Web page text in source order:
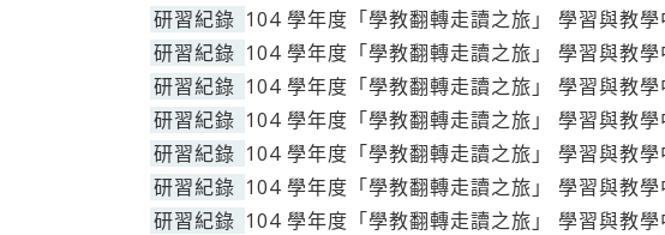
研習紀錄 104 學年度「學教翻轉走讀之旅」 學習與教學
研習紀錄 104 學年度「學教翻轉走讀之旅」 學習與教學
研習紀錄 104 學年度「學教翻轉走讀之旅」 學習與教學
研習紀錄 104 學年度「學教翻轉走讀之旅」 學習與教學
研習紀錄 104 學年度「學教翻轉走讀之旅」 學習與教學
研習紀錄 104 學年度「學教翻轉走讀之旅」 學習與教學
研習紀錄 104 學年度「學教翻轉走讀之旅」 學習與教學